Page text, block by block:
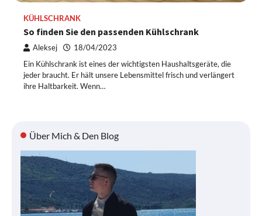
KÜHLSCHRANK
So finden Sie den passenden Kühlschrank
Aleksej 18/04/2023
Ein Kühlschrank ist eines der wichtigsten Haushaltsgeräte, die
jeder braucht. Er hält unsere Lebensmittel frisch und verlängert
ihre Haltbarkeit. Wenn…
Über Mich & Den Blog